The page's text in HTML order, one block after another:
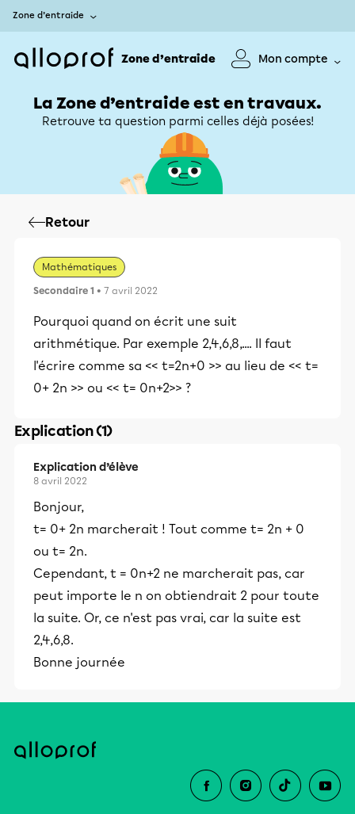
Zone d’entraide
Zone d’entraide Mon compte
La Zone d’entraide est en travaux.
Retrouve ta question parmi celles déjà posées!
Retour
Mathématiques
Secondaire 1 • 7 avril 2022
Pourquoi quand on écrit une suit
arithmétique. Par exemple 2,4,6,8,.... Il faut
l'écrire comme sa << t=2n+0 >> au lieu de << t=
0+ 2n >> ou << t= 0n+2>> ?
Explication (1)
Explication d’élève
8 avril 2022
Bonjour,
t= 0+ 2n marcherait ! Tout comme t= 2n + 0
ou t= 2n.
Cependant, t = 0n+2 ne marcherait pas, car
peut importe le n on obtiendrait 2 pour toute
la suite. Or, ce n'est pas vrai, car la suite est
2,4,6,8.
Bonne journée